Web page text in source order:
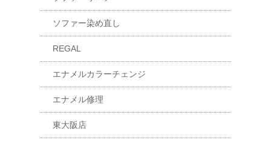
ソファー染め直し
REGAL
エナメルカラーチェンジ
エナメル修理
東大阪店